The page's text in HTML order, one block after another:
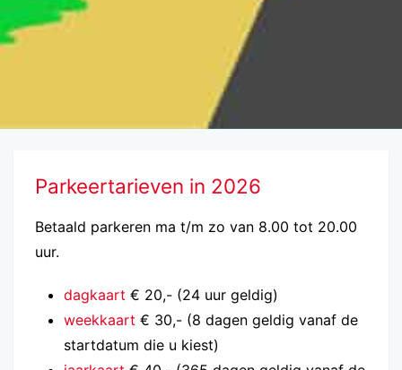
Parkeertarieven in 2026
Betaald parkeren ma t/m zo van 8.00 tot 20.00
uur.
dagkaart € 20,- (24 uur geldig)
weekkaart € 30,- (8 dagen geldig vanaf de
startdatum die u kiest)